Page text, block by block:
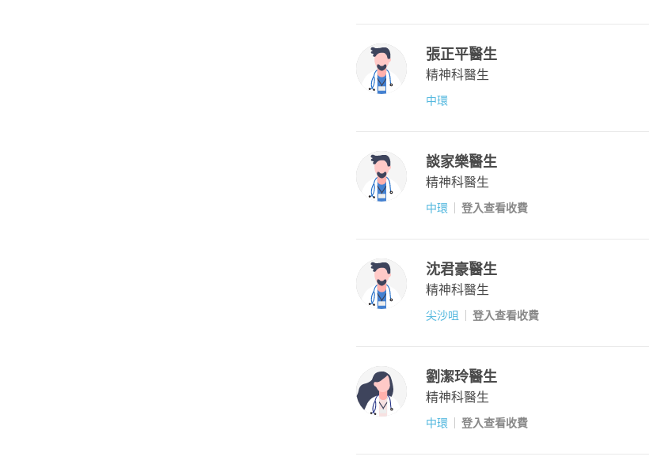
張正平醫生
精神科醫生
中環
談家樂醫生
精神科醫生
中環 登入查看收費
沈君豪醫生
精神科醫生
尖沙咀 登入查看收費
劉潔玲醫生
精神科醫生
中環 登入查看收費